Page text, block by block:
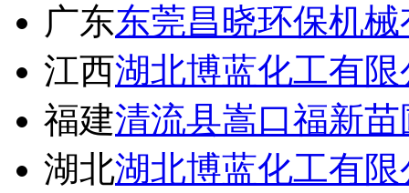
广东东莞昌晓环保机
江西湖北博蓝化工有
福建清流县嵩口福新苗
湖北湖北博蓝化工有限